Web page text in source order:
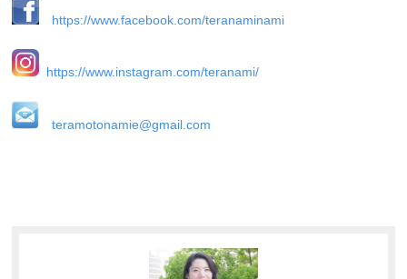
https://www.facebook.com/teranaminami
https://www.instagram.com/teranami/
teramotonamie@gmail.com